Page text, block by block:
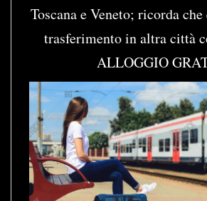
Toscana e Veneto; ricorda
trasferimento in altra città
ALLOGGIO